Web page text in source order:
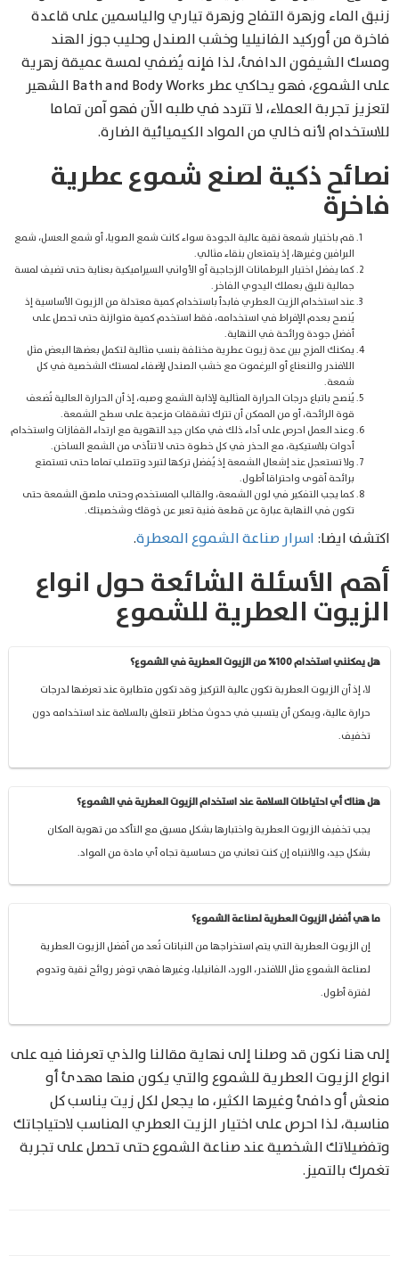
زنبق الماء وزهرة التفاح وزهرة تياري والياسمين على قاعدة
فاخرة من أوركيد الفانيليا وخشب الصندل وحليب جوز الهند
ومسك الشيفون الدافئ، لذا فإنه يُضفي لمسة عميقة زهرية
على الشموع، فهو يحاكي عطر Bath and Body Works الشهير
لتعزيز تجربة العملاء، لا تتردد في طلبه الآن فهو آمن تماما
للاستخدام لأنه خالي من المواد الكيميائية الضارة.
نصائح ذكية لصنع شموع عطرية
فاخرة
قم باختيار شمعة نقية عالية الجودة سواء كانت شمع الصويا، أو شمع العسل، شمع
البرافين وغيرها، إذ يتمتعان بنقاء مثالي.
كما يفضل اختيار البرطمانات الزجاجية أو الأواني السيراميكية بعناية حتى تضيف لمسة
جمالية تليق بعملك اليدوي الفاخر.
عند استخدام الزيت العطري فابدأ باستخدام كمية معتدلة من الزيوت الأساسية إذ
يُنصح بعدم الإفراط في استخدامه، فقط استخدم كمية متوازنة حتى تحصل على
أفضل جودة ورائحة في النهاية.
يمكنك المزج بين عدة زيوت عطرية مختلفة بنسب مثالية لتكمل بعضها البعض مثل
اللافندر والنعناع أو البرغموت مع خشب الصندل لإضفاء لمستك الشخصية في كل
شمعة.
يُنصح باتباع درجات الحرارة المثالية لإذابة الشمع وصبه، إذ أن الحرارة العالية تُضعف
قوة الرائحة، أو من الممكن أن تترك تشققات مزعجة على سطح الشمعة.
وعند العمل احرص على أداء ذلك في مكان جيد التهوية مع ارتداء القفازات واستخدام
أدوات بلاستيكية، مع الحذر في كل خطوة حتى لا تتأذى من الشمع الساخن.
ولا تستعجل عند إشعال الشمعة إذ يُفضل تركها لتبرد وتتصلب تماما حتى تستمتع
برائحة أقوى واحتراقا أطول.
كما يجب التفكير في لون الشمعة، والقالب المستخدم وحتى ملصق الشمعة حتى
تكون في النهاية عبارة عن قطعة فنية تعبر عن ذوقك وشخصيتك.
اكتشف ايضا: اسرار صناعة الشموع المعطرة.
أهم الأسئلة الشائعة حول انواع
الزيوت العطرية للشموع
هل يمكنني استخدام 100% من الزيوت العطرية في الشموع؟
لا، إذ أن الزيوت العطرية تكون عالية التركيز وقد تكون متطايرة عند تعرضها لدرجات
حرارة عالية، ويمكن أن يتسبب في حدوث مخاطر تتعلق بالسلامة عند استخدامه دون
تخفيف.
هل هناك أي احتياطات السلامة عند استخدام الزيوت العطرية في الشموع؟
يجب تخفيف الزيوت العطرية واختبارها بشكل مسبق مع التأكد من تهوية المكان
بشكل جيد، والانتباه إن كنت تعاني من حساسية تجاه أي مادة من المواد.
ما هي أفضل الزيوت العطرية لصناعة الشموع؟
إن الزيوت العطرية التي يتم استخراجها من النباتات تُعد من أفضل الزيوت العطرية
لصناعة الشموع مثل اللافندر، الورد، الفانيليا، وغيرها فهي توفر روائح نقية وتدوم
لفترة أطول.
إلى هنا نكون قد وصلنا إلى نهاية مقالنا والذي تعرفنا فيه على
انواع الزيوت العطرية للشموع والتي يكون منها مهدئ أو
منعش أو دافئ وغيرها الكثير، ما يجعل لكل زيت يناسب كل
مناسبة، لذا احرص على اختيار الزيت العطري المناسب لاحتياجاتك
وتفضيلاتك الشخصية عند صناعة الشموع حتى تحصل على تجربة
تغمرك بالتميز.